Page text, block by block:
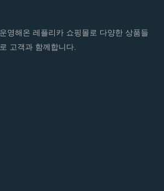
영해온 레플리카 쇼핑몰로 다양한 상품들
고객과 함께합니다.